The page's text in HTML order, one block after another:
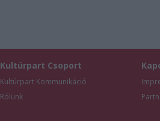
Kultúrpart Csoport
Kultúrpart Kommunikáció
Rólunk